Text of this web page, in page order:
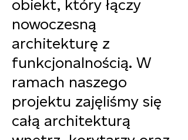
obiekt, który łączy
nowoczesną
architekturę z
funkcjonalnością. W
ramach naszego
projektu zajęliśmy się
całą architekturą